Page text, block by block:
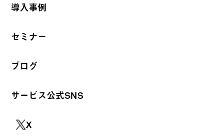
導入事例
セミナー
ブログ
サービス公式SNS
X